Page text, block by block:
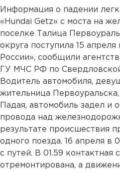
Информация о падении
«Hundai Getz» с моста на
поселке Талица
округа поступила 15
России», сообщили
ГУ МЧС РФ по
Водитель автомобиля,
жительница Первоуральска,
Падая, автомобиль задел и
провода над
результате происшествия
одного поезда. 16 апреля в
с путей. В 01.59 контактная
отремонтирована, а